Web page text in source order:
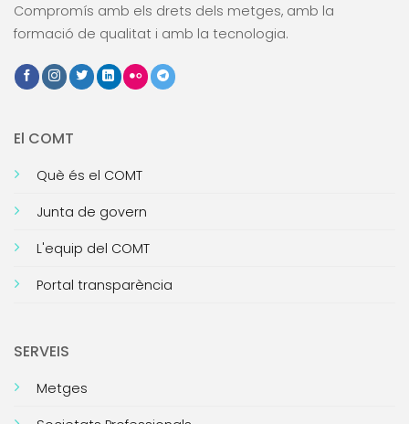
Compromís amb els drets dels metges, amb la
formació de qualitat i amb la tecnologia.
El COMT
Què és el COMT
Junta de govern
L'equip del COMT
Portal transparència
SERVEIS
Metges